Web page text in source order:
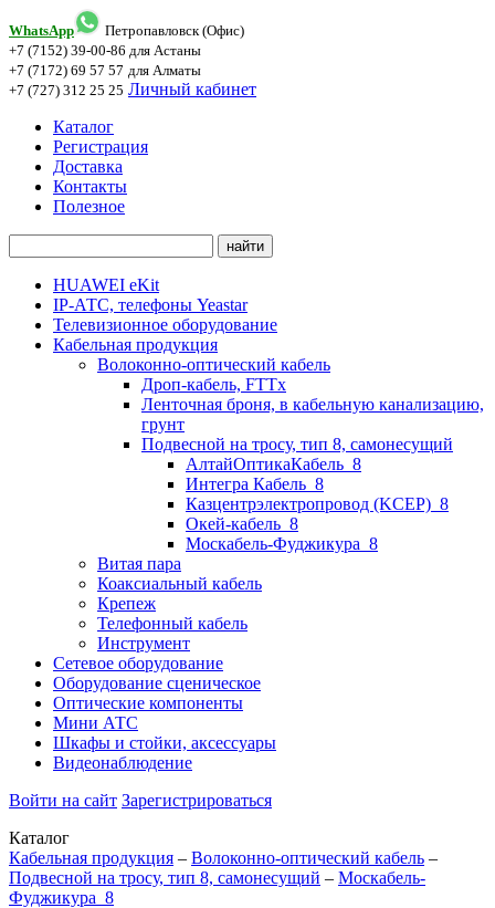
WhatsApp
Петропавловск (Офис)
+7 (7152) 39-00-86 для Астаны
+7 (7172) 69 57 57 для Алматы
+7 (727) 312 25 25 Личный кабинет
Каталог
Регистрация
Доставка
Контакты
Полезное
HUAWEI eKit
IP-АТС, телефоны Yeastar
Телевизионное оборудование
Кабельная продукция
Волоконно-оптический кабель
Дроп-кабель, FTTx
Ленточная броня, в кабельную канализацию,
грунт
Подвесной на тросу, тип 8, самонесущий
АлтайОптикаКабель_8
Интегра Кабель_8
Казцентрэлектропровод (KCEP)_8
Окей-кабель_8
Москабель-Фуджикура_8
Витая пара
Коаксиальный кабель
Крепеж
Телефонный кабель
Инструмент
Сетевое оборудование
Оборудование сценическое
Оптические компоненты
Мини АТС
Шкафы и стойки, аксессуары
Видеонаблюдение
Войти на сайт Зарегистрироваться
Каталог
Кабельная продукция – Волоконно-оптический кабель –
Подвесной на тросу, тип 8, самонесущий – Москабель-
Фуджикура_8